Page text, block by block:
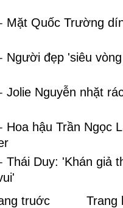
- Mặt Quốc Trường
- Người đẹp 'siêu
Jolie Nguyễn nhặt
- Hoa hậu Trần Ngọc
- Thái Duy: 'Khán giả
truớc
Trang